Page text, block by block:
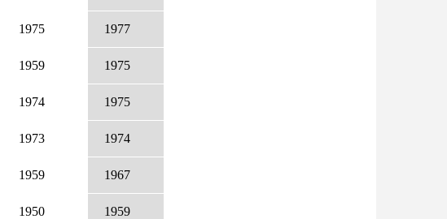
1975 1977
1959 1975
1974 1975
1973 1974
1959 1967
1950 1959